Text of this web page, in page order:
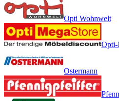
Opti Wohnwelt
Opti-
Ostermann